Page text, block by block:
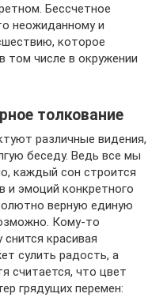
Бессчетное
неожиданному и
которое
том числе в окружении
толкование
различные видения,
беседу. Ведь все мы
каждый сон строится
и эмоций конкретного
верную единую
Кому-то
красивая
сулить радость, а
считается, что цвет
грядущих перемен: